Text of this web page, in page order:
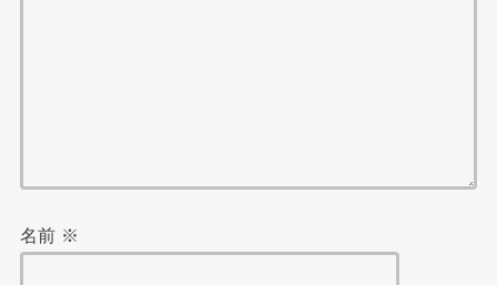
名前 ※